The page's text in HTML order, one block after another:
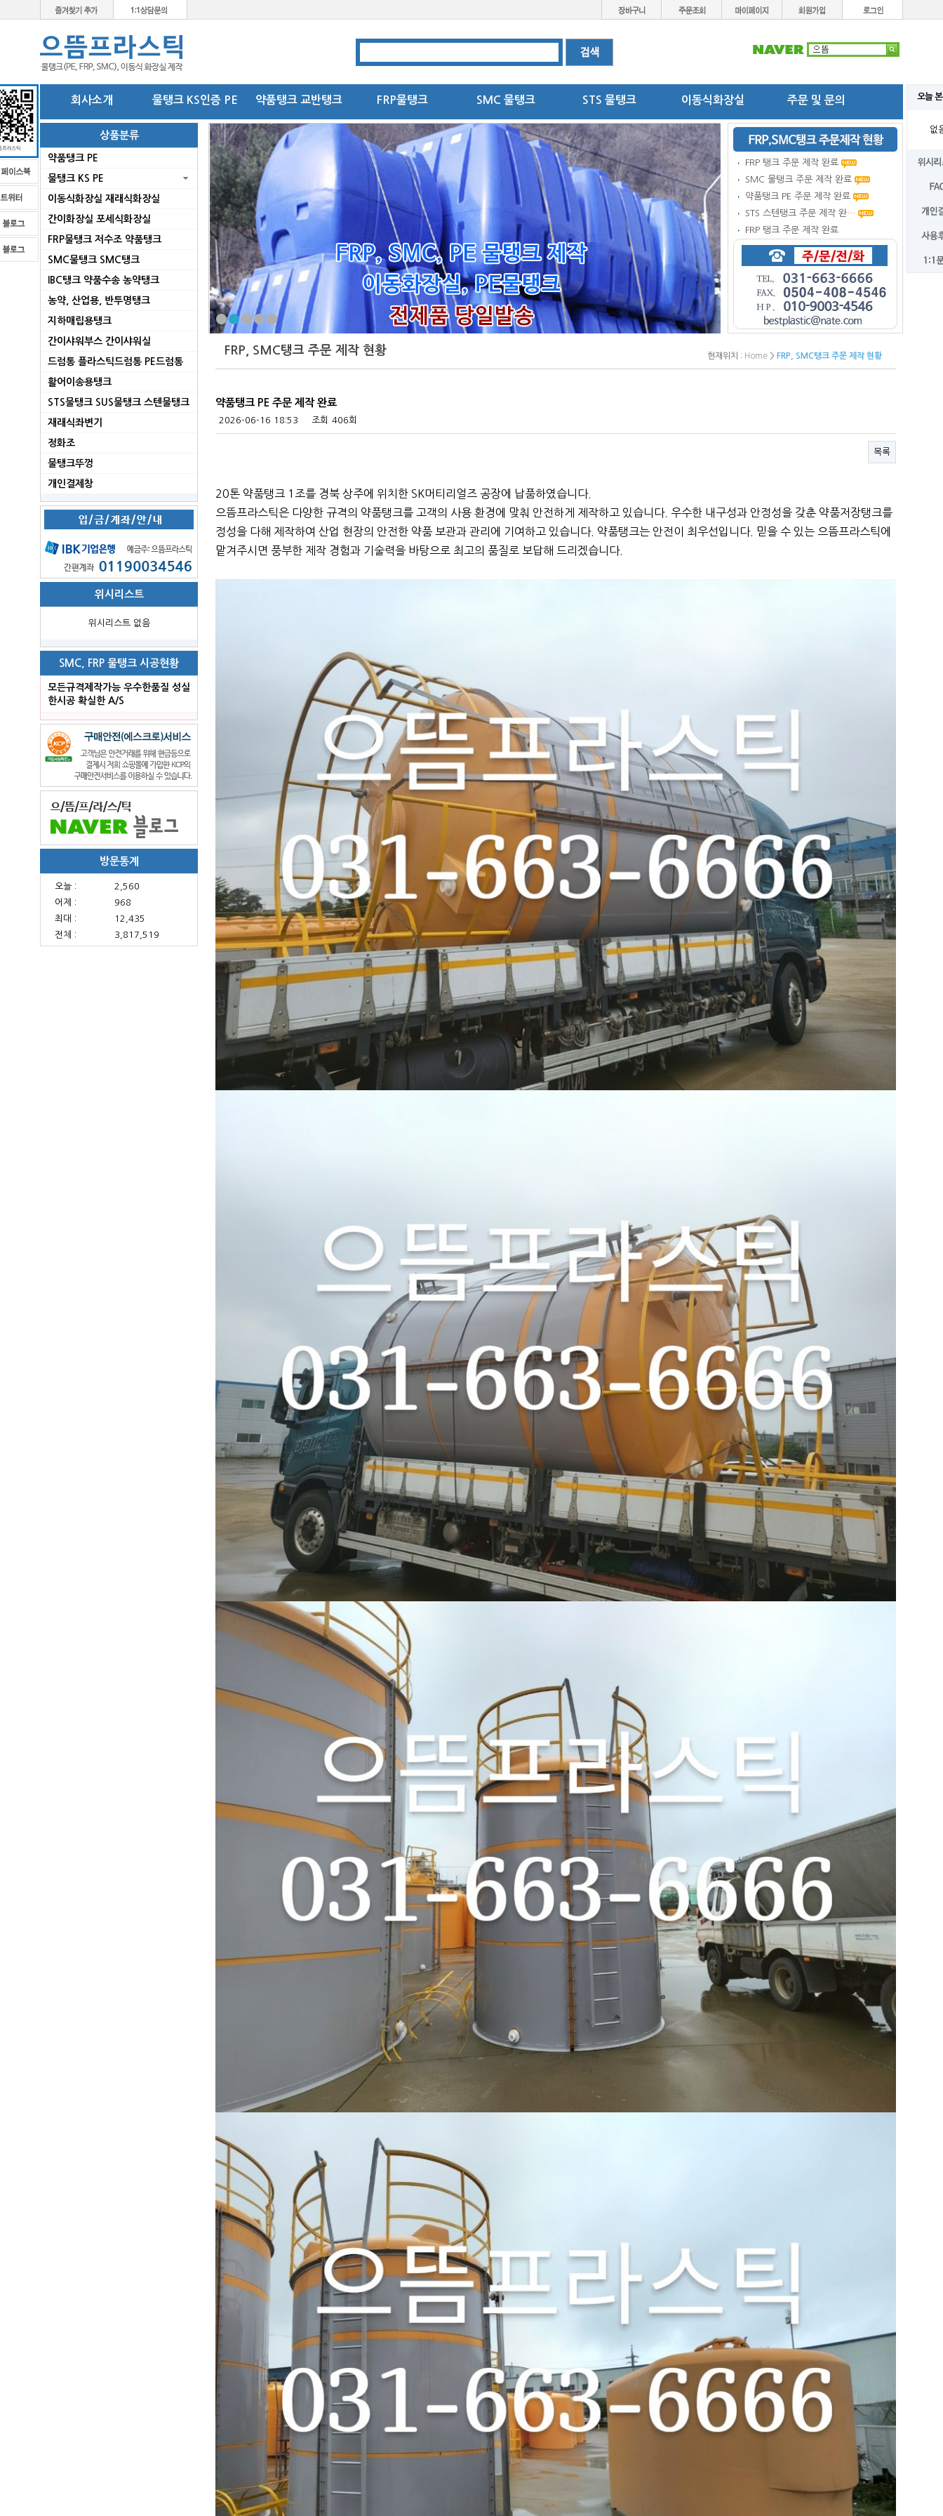
오늘
없
회사소개 물탱크 KS인증 PE 약품탱크 교반탱크 FRP물탱크 SMC 물탱크 STS 물탱크 이동식화장실 주문 및 문의
상품분류
약품탱크 PE
물탱크 KS PE
이동식화장실 재래식화장실
간이화장실 포세식화장실
FRP물탱크 저수조 약품탱크
SMC물탱크 SMC탱크
IBC탱크 약품수송 농약탱크
농약, 산업용, 반투명탱크
지하매립용탱크
간이샤워부스 간이샤워실
드럼통 플라스틱드럼통 PE드럼통
활어이송용탱크
STS물탱크 SUS물탱크 스텐물탱크
재래식좌변기
정화조
물탱크뚜껑
개인결제창
위시리스트
위시리스트 없음
SMC, FRP 물탱크 시공현황
모든규격제작가능 우수한품질 성실
한시공 확실한 A/S
방문통계
오늘 :
2,560
어제 :
968
최대 :
12,435
전체 :
3,817,519
FRP 탱크 주문 제작 완료
SMC 물탱크 주문 제작 완료
약품탱크 PE 주문 제작 완료
STS 스텐탱크 주문 제작 완…
FRP 탱크 주문 제작 완료
FRP, SMC탱크 주문 제작 현황 현재위치 : Home > FRP, SMC탱크 주문 제작 현황
약품탱크 PE 주문 제작 완료
2026-06-16 18:53 조회 406회
목록
20톤 약품탱크 1조를 경북 상주에 위치한 SK머티리얼즈 공장에 납품하였습니다.
으뜸프라스틱은 다양한 규격의 약품탱크를 고객의 사용 환경에 맞춰 안전하게 제작하고 있습니다. 우수한 내구성과 안정성을 갖춘 약품저장탱크를
정성을 다해 제작하여 산업 현장의 안전한 약품 보관과 관리에 기여하고 있습니다. 약품탱크는 안전이 최우선입니다. 믿을 수 있는 으뜸프라스틱에
맡겨주시면 풍부한 제작 경험과 기술력을 바탕으로 최고의 품질로 보답해 드리겠습니다.